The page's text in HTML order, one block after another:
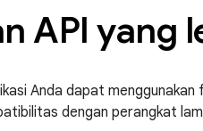
API yang
Anda dapat
dengan perangkat